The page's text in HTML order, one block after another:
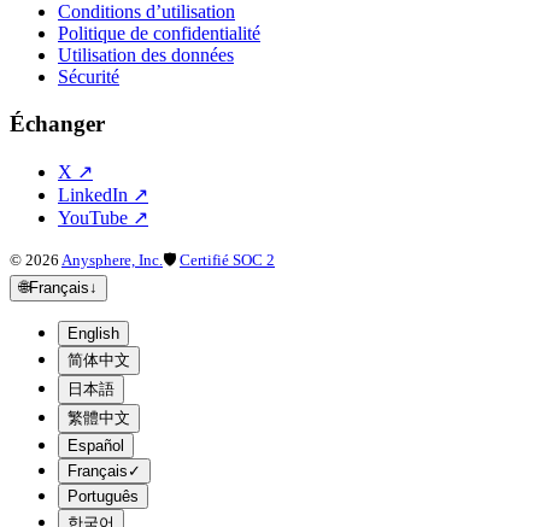
Conditions d’utilisation
Politique de confidentialité
Utilisation des données
Sécurité
Échanger
X ↗
LinkedIn ↗
YouTube ↗
© 2026 Anysphere, Inc. 🛡 Certifié SOC 2
🌐Français↓
English
简体中文
日本語
繁體中文
Español
Français ✓
Português
한국어